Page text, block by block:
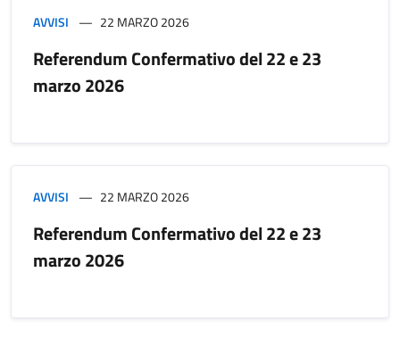
AVVISI 22 MARZO 2026
Referendum Confermativo del 22 e 23
marzo 2026
AVVISI 22 MARZO 2026
Referendum Confermativo del 22 e 23
marzo 2026